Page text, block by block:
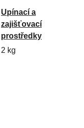
Upínací a
zajišťovací
prostředky
2 kg